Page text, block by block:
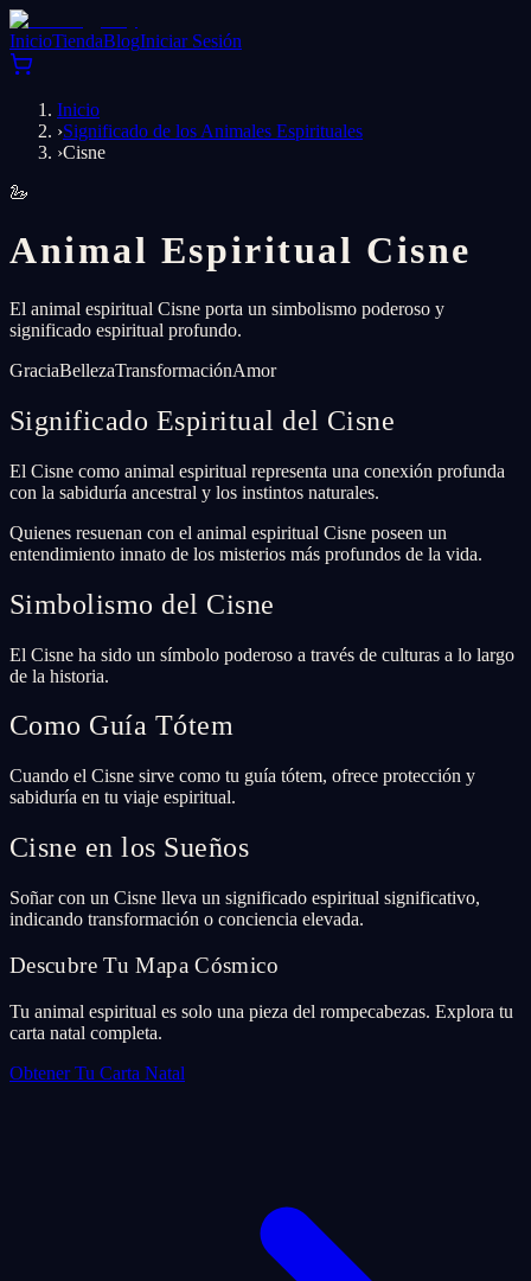
InicioTiendaBlogIniciar Sesión
Inicio
›Significado de los Animales Espirituales
›Cisne
🦢
Animal Espiritual Cisne
El animal espiritual Cisne porta un simbolismo poderoso y
significado espiritual profundo.
GraciaBellezaTransformaciónAmor
Significado Espiritual del Cisne
El Cisne como animal espiritual representa una conexión profunda
con la sabiduría ancestral y los instintos naturales.
Quienes resuenan con el animal espiritual Cisne poseen un
entendimiento innato de los misterios más profundos de la vida.
Simbolismo del Cisne
El Cisne ha sido un símbolo poderoso a través de culturas a lo largo
de la historia.
Como Guía Tótem
Cuando el Cisne sirve como tu guía tótem, ofrece protección y
sabiduría en tu viaje espiritual.
Cisne en los Sueños
Soñar con un Cisne lleva un significado espiritual significativo,
indicando transformación o conciencia elevada.
Descubre Tu Mapa Cósmico
Tu animal espiritual es solo una pieza del rompecabezas. Explora tu
carta natal completa.
Obtener Tu Carta Natal